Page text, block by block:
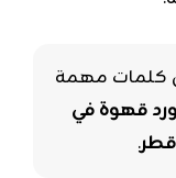
مهمة
في
.